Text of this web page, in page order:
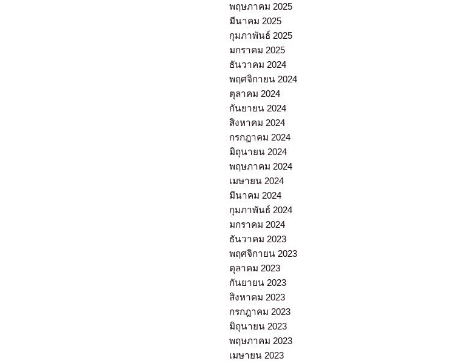
พฤษภาคม 2025
มีนาคม 2025
กุมภาพันธ์ 2025
มกราคม 2025
ธันวาคม 2024
พฤศจิกายน 2024
ตุลาคม 2024
กันยายน 2024
สิงหาคม 2024
กรกฎาคม 2024
มิถุนายน 2024
พฤษภาคม 2024
เมษายน 2024
มีนาคม 2024
กุมภาพันธ์ 2024
มกราคม 2024
ธันวาคม 2023
พฤศจิกายน 2023
ตุลาคม 2023
กันยายน 2023
สิงหาคม 2023
กรกฎาคม 2023
มิถุนายน 2023
พฤษภาคม 2023
เมษายน 2023